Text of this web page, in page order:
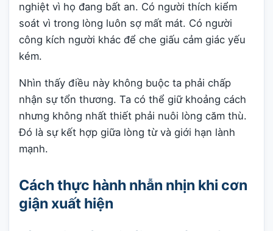
nghiệt vì họ đang bất an. Có người thích kiểm
soát vì trong lòng luôn sợ mất mát. Có người
công kích người khác để che giấu cảm giác yếu
kém.
Nhìn thấy điều này không buộc ta phải chấp
nhận sự tổn thương. Ta có thể giữ khoảng cách
nhưng không nhất thiết phải nuôi lòng căm thù.
Đó là sự kết hợp giữa lòng từ và giới hạn lành
mạnh.
Cách thực hành nhẫn nhịn khi cơn
giận xuất hiện